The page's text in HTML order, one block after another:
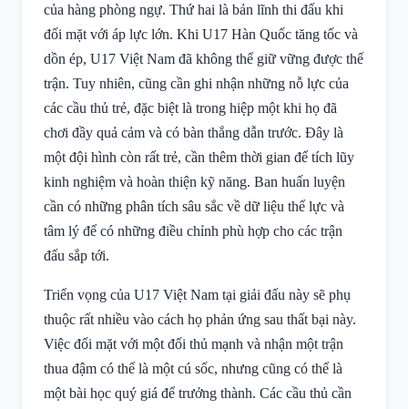
của hàng phòng ngự. Thứ hai là bản lĩnh thi đấu khi
đối mặt với áp lực lớn. Khi U17 Hàn Quốc tăng tốc và
dồn ép, U17 Việt Nam đã không thể giữ vững được thế
trận. Tuy nhiên, cũng cần ghi nhận những nỗ lực của
các cầu thủ trẻ, đặc biệt là trong hiệp một khi họ đã
chơi đầy quả cảm và có bàn thắng dẫn trước. Đây là
một đội hình còn rất trẻ, cần thêm thời gian để tích lũy
kinh nghiệm và hoàn thiện kỹ năng. Ban huấn luyện
cần có những phân tích sâu sắc về dữ liệu thể lực và
tâm lý để có những điều chỉnh phù hợp cho các trận
đấu sắp tới.
Triển vọng của U17 Việt Nam tại giải đấu này sẽ phụ
thuộc rất nhiều vào cách họ phản ứng sau thất bại này.
Việc đối mặt với một đối thủ mạnh và nhận một trận
thua đậm có thể là một cú sốc, nhưng cũng có thể là
một bài học quý giá để trưởng thành. Các cầu thủ cần